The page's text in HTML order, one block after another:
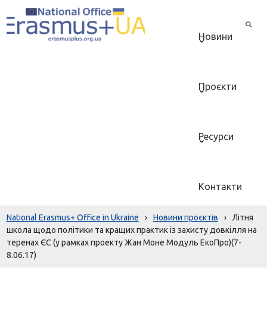
Новини
Проєкти
Ресурси
Контакти
National Erasmus+ Office in Ukraine › Новини проєктів ›
Літня
школа щодо політики та кращих практик із захисту довкілля на
теренах ЄС (у рамках проекту Жан Моне Модуль ЕкоПро)(7-
8.06.17)